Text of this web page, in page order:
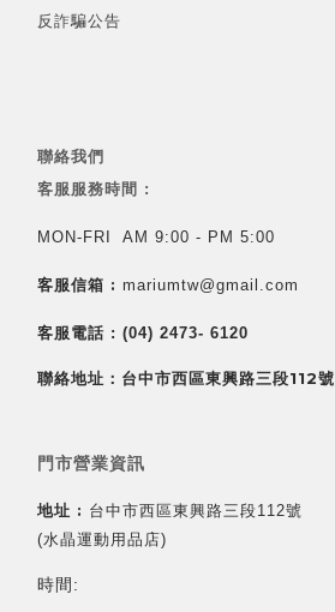
反詐騙公告
聯絡我們
客服服務時間 :
MON-FRI AM 9:00 - PM 5:00
客服信箱 : mariumtw@gmail.com
客服電話 : (04) 2473- 6120
聯絡地址：台中市西區東興路三段112號
門市營業資訊
地址 : 台中市西區東興路三段112號
(水晶運動用品店)
時間: